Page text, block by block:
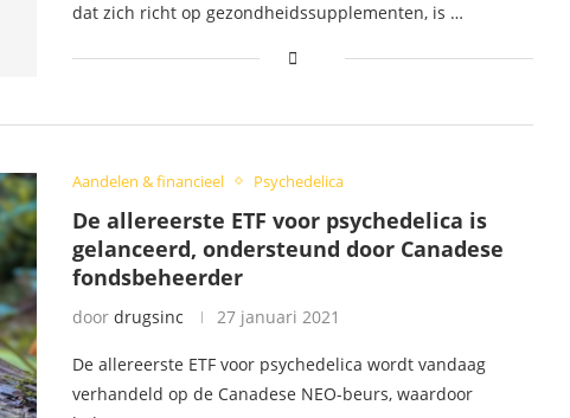
dat zich richt op gezondheidssupplementen, is …
Aandelen & financieel Psychedelica
De allereerste ETF voor psychedelica is
gelanceerd, ondersteund door Canadese
fondsbeheerder
door drugsinc 27 januari 2021
De allereerste ETF voor psychedelica wordt vandaag
verhandeld op de Canadese NEO-beurs, waardoor